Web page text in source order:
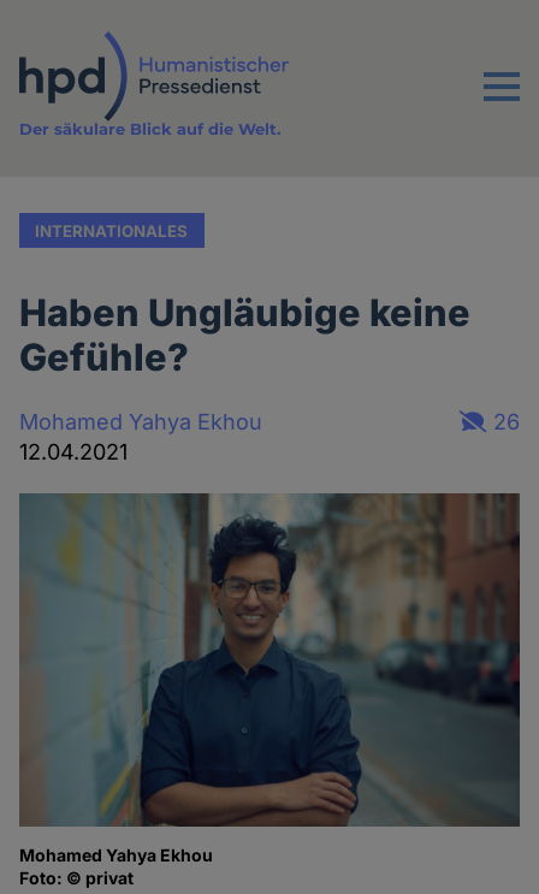
Inhalt
Menu
Der säkulare Blick auf die Welt.
INTERNATIONALES
Haben Ungläubige keine
Gefühle?
Mohamed Yahya Ekhou
12.04.2021
26
Mohamed Yahya Ekhou
Foto: © privat